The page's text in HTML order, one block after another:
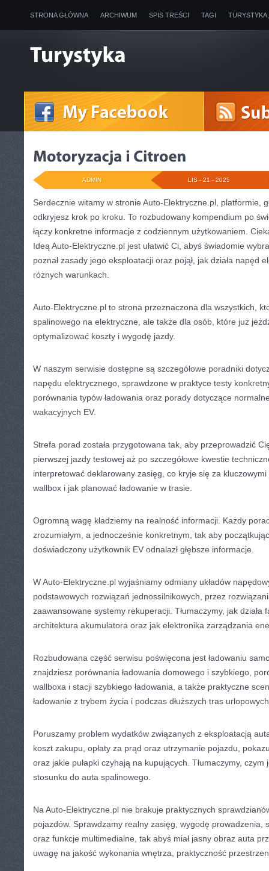
STRONA GŁÓWNA ARCHIWUM SPIS TREŚCI TAGI
LIS - 21 - 2025
ADMIN
Serdecznie witamy w stronie Auto-Elektryczne.pl, platformie,
odkryjesz krok po kroku. To rozbudowany kompendium po
łączy konkretne informacje z codziennym użytkowaniem.
Ideą Auto-Elektryczne.pl jest ułatwić Ci, abyś świadomie
poznał zasady jego eksploatacji oraz pojął, jak działa napęd
różnych warunkach.
Auto-Elektryczne.pl to strona przeznaczona dla wszystkich,
spalinowego na elektryczne, ale także dla osób, które już
optymalizować koszty i wygodę jazdy.
W naszym serwisie dostępne są szczegółowe poradniki
napędu elektrycznego, sprawdzone w praktyce testy
porównania typów ładowania oraz porady dotyczące
wakacyjnych EV.
Strefa porad została przygotowana tak, aby przeprowadzić
pierwszej jazdy testowej aż po szczegółowe kwestie
interpretować deklarowany zasięg, co kryje się za
wallbox i jak planować ładowanie w trasie.
Ogromną wagę kładziemy na realność informacji. Każdy
zrozumiałym, a jednocześnie konkretnym, tak aby
doświadczony użytkownik EV odnalazł głębsze informacje.
W Auto-Elektryczne.pl wyjaśniamy odmiany układów
podstawowych rozwiązań jednossilnikowych, przez
zaawansowane systemy rekuperacji. Tłumaczymy, jak działa
architektura akumulatora oraz jak elektronika zarządzania
Rozbudowana część serwisu poświęcona jest ładowaniu
znajdziesz porównania ładowania domowego i szybkiego,
wallboxa i stacji szybkiego ładowania, a także praktyczne
ładowanie z trybem życia i podczas dłuższych tras
Poruszamy problem wydatków związanych z eksploatacją
koszt zakupu, opłaty za prąd oraz utrzymanie pojazdu,
oraz jakie pułapki czyhają na kupujących. Tłumaczymy,
stosunku do auta spalinowego.
Na Auto-Elektryczne.pl nie brakuje praktycznych
pojazdów. Sprawdzamy realny zasięg, wygodę prowadzenia,
oraz funkcje multimedialne, tak abyś miał jasny obraz auta
uwagę na jakość wykonania wnętrza, praktyczność